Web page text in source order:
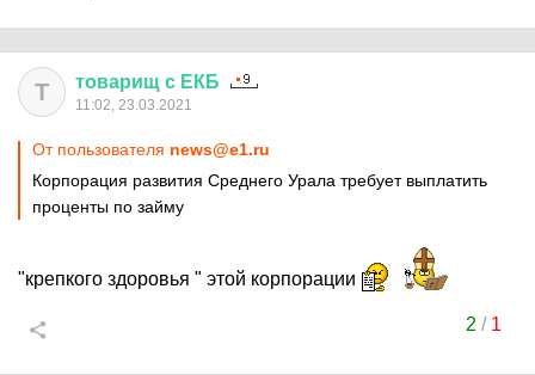
Т товарищ с ЕКБ
11:02, 23.03.2021
От пользователя news@e1.ru
Корпорация развития Среднего Урала требует выплатить
проценты по займу
"крепкого здоровья " этой корпорации
2 / 1